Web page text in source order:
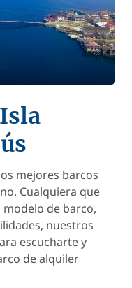
mejores barcos
Cualquiera que
de barco,
nuestros
escucharte y
de alquiler